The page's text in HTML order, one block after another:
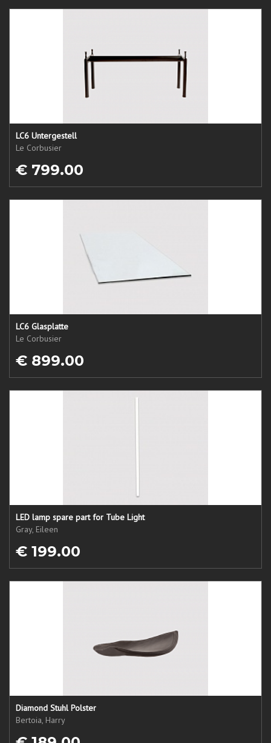
LC6 Untergestell
Le Corbusier
€ 799.00
LC6 Glasplatte
Le Corbusier
€ 899.00
LED lamp spare part for Tube Light
Gray, Eileen
€ 199.00
Diamond Stuhl Polster
Bertoia, Harry